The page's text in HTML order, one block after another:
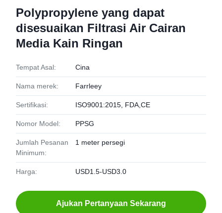
Polypropylene yang dapat
disesuaikan Filtrasi Air Cairan
Media Kain Ringan
Tempat Asal: Cina
Nama merek: Farrleey
Sertifikasi: ISO9001:2015, FDA,CE
Nomor Model: PPSG
Jumlah Pesanan
Minimum:
1 meter persegi
Harga: USD1.5-USD3.0
Ajukan Pertanyaan Sekarang